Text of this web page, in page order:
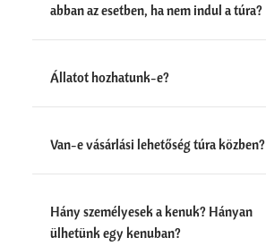
abban az esetben, ha nem indul a túra?
Állatot hozhatunk-e?
Van-e vásárlási lehetőség túra közben?
Hány személyesek a kenuk? Hányan
ülhetünk egy kenuban?